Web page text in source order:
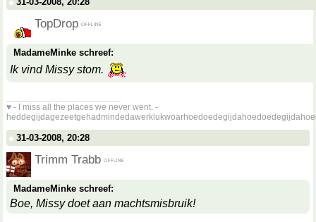
TopDrop
MadameMinke schreef:
Ik vind Missy stom.
♥ - I miss all the places we never went. -
31-03-2008, 20:28
Trimm Trabb
MadameMinke schreef:
Boe, Missy doet aan machtsmisbruik!